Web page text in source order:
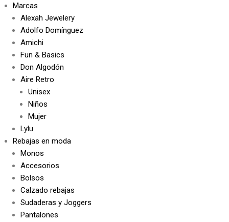
Marcas
Alexah Jewelery
Adolfo Domínguez
Amichi
Fun & Basics
Don Algodón
Aire Retro
Unisex
Niños
Mujer
Lylu
Rebajas en moda
Monos
Accesorios
Bolsos
Calzado rebajas
Sudaderas y Joggers
Pantalones